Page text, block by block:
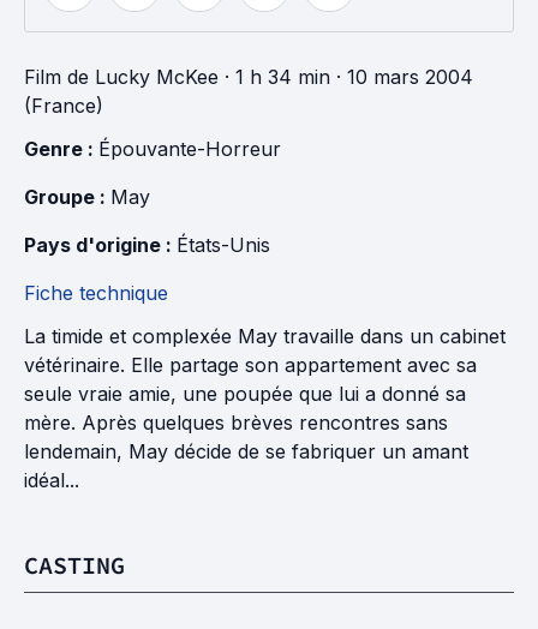
Film de Lucky McKee · 1 h 34 min · 10 mars 2004
(France)
Genre : Épouvante-Horreur
Groupe : May
Pays d'origine : États-Unis
Fiche technique
La timide et complexée May travaille dans un cabinet
vétérinaire. Elle partage son appartement avec sa
seule vraie amie, une poupée que lui a donné sa
mère. Après quelques brèves rencontres sans
lendemain, May décide de se fabriquer un amant
idéal...
CASTING